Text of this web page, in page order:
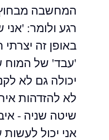
המחשבה מבחוץ
רגע ולומר:
באופן זה
'עבד' של המוח
יכולה גם לא
לא להזדהות
שיטה שניה -
אני יכול